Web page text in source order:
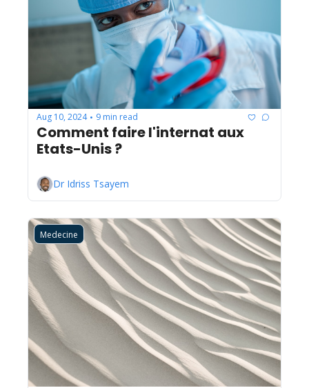
Aug 10, 2024 • 9 min read
Comment faire l'internat aux
Etats-Unis ?
Dr Idriss Tsayem
Medecine